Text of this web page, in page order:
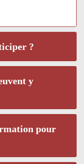
?
y
pour